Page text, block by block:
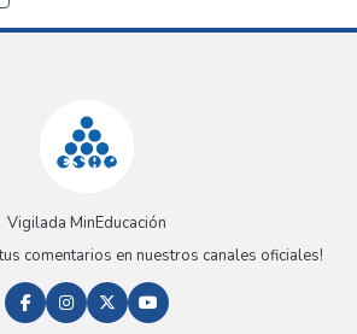
Vigilada MinEducación
comentarios en nuestros canales oficiales!